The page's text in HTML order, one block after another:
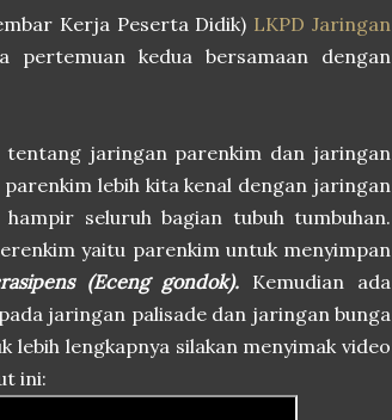
Kerja Peserta Didik) LKPD Jaringan
kedua bersamaan dengan
tentang jaringan parenkim dan jaringan
lebih kita kenal dengan jaringan
seluruh bagian tubuh tumbuhan.
yaitu parenkim untuk menyimpan
(Eceng gondok). Kemudian ada
jaringan palisade dan jaringan bunga
lebih lengkapnya silakan menyimak video
ini: